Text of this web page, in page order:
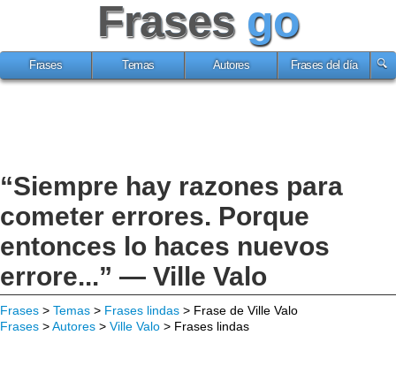
Frases go
Frases Temas Autores Frases del día
“Siempre hay razones para
cometer errores. Porque
entonces lo haces nuevos
errore...” — Ville Valo
Frases > Temas > Frases lindas > Frase de Ville Valo
Frases >Autores > Ville Valo > Frases lindas